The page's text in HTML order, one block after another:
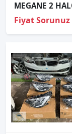
Fiyat Sorunuz